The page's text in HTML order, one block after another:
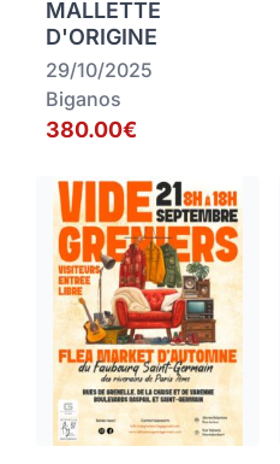
MALLETTE
D'ORIGINE
29/10/2025
Biganos
380.00€